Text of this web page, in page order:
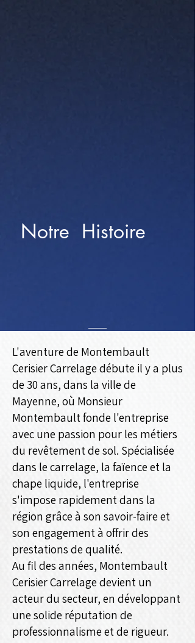
Notre Histoire
L'aventure de Montembault
Cerisier Carrelage débute il y a plus
de 30 ans, dans la ville de
Mayenne, où Monsieur
Montembault fonde l'entreprise
avec une passion pour les métiers
du revêtement de sol. Spécialisée
dans le carrelage, la faïence et la
chape liquide, l'entreprise
s'impose rapidement dans la
région grâce à son savoir-faire et
son engagement à offrir des
prestations de qualité.
Au fil des années, Montembault
Cerisier Carrelage devient un
acteur du secteur, en développant
une solide réputation de
professionnalisme et de rigueur.